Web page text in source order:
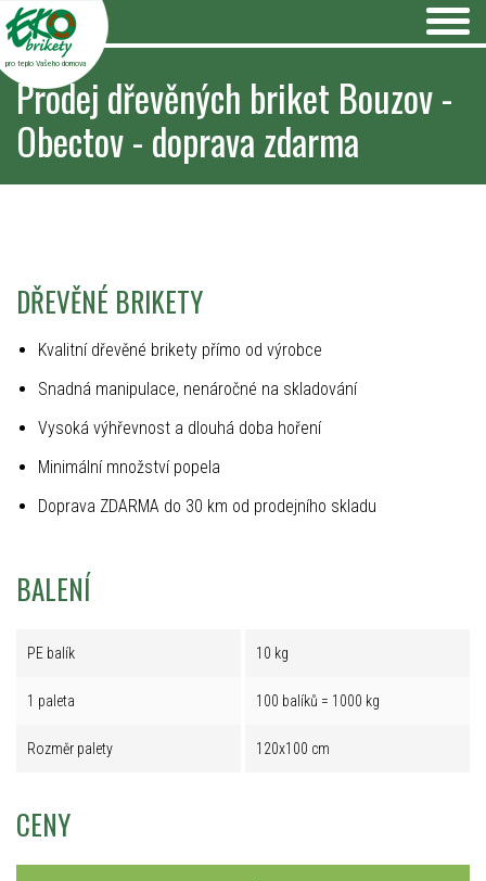
pro teplo Vašeho domova
Prodej dřevěných briket Bouzov -
Obectov - doprava zdarma
DŘEVĚNÉ BRIKETY
Kvalitní dřevěné brikety přímo od výrobce
Snadná manipulace, nenáročné na skladování
Vysoká výhřevnost a dlouhá doba hoření
Minimální množství popela
Doprava ZDARMA do 30 km od prodejního skladu
BALENÍ
PE balík 10 kg
1 paleta 100 balíků = 1000 kg
Rozměr palety 120x100 cm
CENY